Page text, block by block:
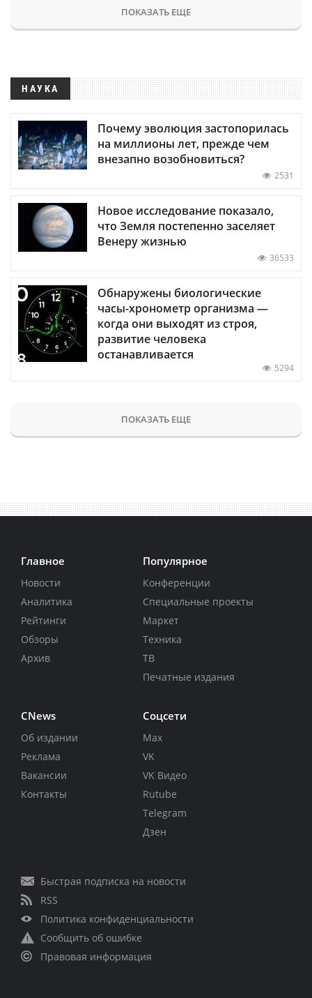
ПОКАЗАТЬ ЕЩЕ
НАУКА
Почему эволюция застопорилась
на миллионы лет, прежде чем
внезапно возобновиться?
2531
Новое исследование показало,
что Земля постепенно заселяет
Венеру жизнью
36533
Обнаружены биологические
часы-хронометр организма —
когда они выходят из строя,
развитие человека
останавливается
5294
ПОКАЗАТЬ ЕЩЕ
Главное
Новости
Аналитика
Рейтинги
Обзоры
Архив
Популярное
Конференции
Специальные проекты
Маркет
Техника
ТВ
Печатные издания
CNews
Об издании
Реклама
Вакансии
Контакты
Соцсети
Max
VK
VK Видео
Rutube
Telegram
Дзен
Быстрая подписка на новости
RSS
Политика конфиденциальности
Сообщить об ошибке
Правовая информация